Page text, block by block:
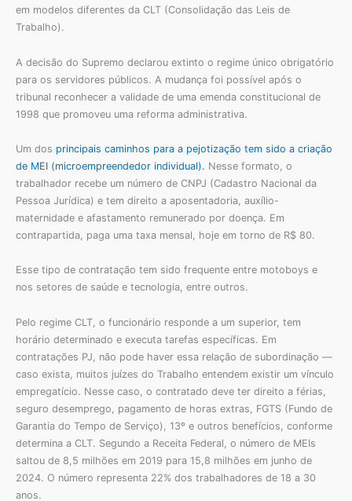
em modelos diferentes da CLT (Consolidação das Leis de
Trabalho).
A decisão do Supremo declarou extinto o regime único obrigatório
para os servidores públicos. A mudança foi possível após o
tribunal reconhecer a validade de uma emenda constitucional de
1998 que promoveu uma reforma administrativa.
Um dos principais caminhos para a pejotização tem sido a criação
de MEI (microempreendedor individual). Nesse formato, o
trabalhador recebe um número de CNPJ (Cadastro Nacional da
Pessoa Jurídica) e tem direito a aposentadoria, auxílio-
maternidade e afastamento remunerado por doença. Em
contrapartida, paga uma taxa mensal, hoje em torno de R$ 80.
Esse tipo de contratação tem sido frequente entre motoboys e
nos setores de saúde e tecnologia, entre outros.
Pelo regime CLT, o funcionário responde a um superior, tem
horário determinado e executa tarefas específicas. Em
contratações PJ, não pode haver essa relação de subordinação —
caso exista, muitos juízes do Trabalho entendem existir um vínculo
empregatício. Nesse caso, o contratado deve ter direito a férias,
seguro desemprego, pagamento de horas extras, FGTS (Fundo de
Garantia do Tempo de Serviço), 13º e outros benefícios, conforme
determina a CLT. Segundo a Receita Federal, o número de MEIs
saltou de 8,5 milhões em 2019 para 15,8 milhões em junho de
2024. O número representa 22% dos trabalhadores de 18 a 30
anos.